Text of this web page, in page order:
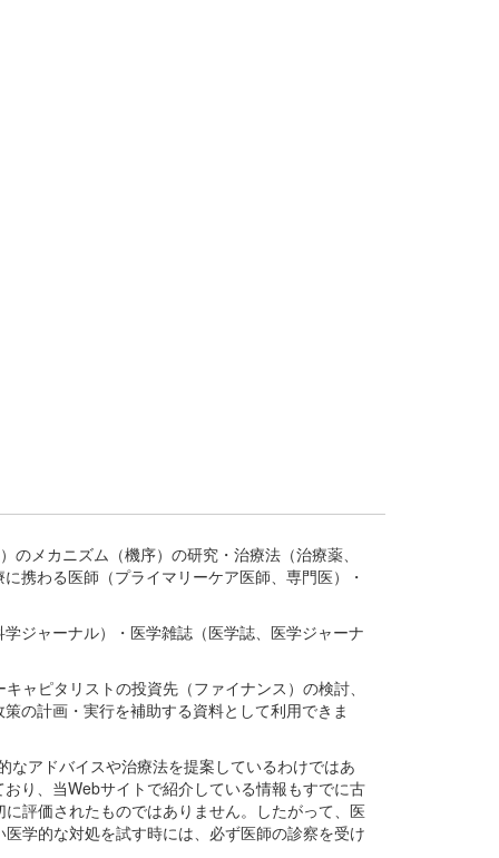
メカニズム（機序）の研究・治療法（治療薬、
携わる医師（プライマリーケア医師、専門医）・
ジャーナル）・医学雑誌（医学誌、医学ジャーナ
ャピタリストの投資先（ファイナンス）の検討、
の計画・実行を補助する資料として利用できま
アドバイスや治療法を提案しているわけではあ
り、当Webサイトで紹介している情報もすでに古
評価されたものではありません。したがって、医
学的な対処を試す時には、必ず医師の診察を受け